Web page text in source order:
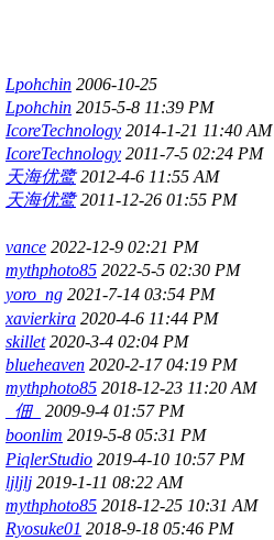
Lpohchin 2006-10-25
Lpohchin 2015-5-8 11:39 PM
IcoreTechnology 2014-1-21 11:40 AM
IcoreTechnology 2011-7-5 02:24 PM
天海优鹭 2012-4-6 11:55 AM
天海优鹭 2011-12-26 01:55 PM
vance 2022-12-9 02:21 PM
mythphoto85 2022-5-5 02:30 PM
yoro_ng 2021-7-14 03:54 PM
xavierkira 2020-4-6 11:44 PM
skillet 2020-3-4 02:04 PM
blueheaven 2020-2-17 04:19 PM
mythphoto85 2018-12-23 11:20 AM
_佃_ 2009-9-4 01:57 PM
boonlim 2019-5-8 05:31 PM
PiqlerStudio 2019-4-10 10:57 PM
ljljlj 2019-1-11 08:22 AM
mythphoto85 2018-12-25 10:31 AM
Ryosuke01 2018-9-18 05:46 PM